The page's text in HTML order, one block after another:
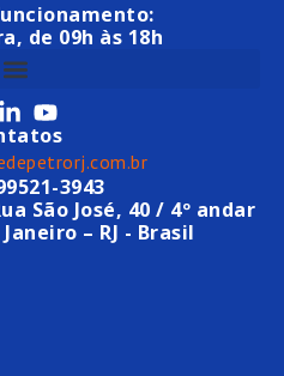
de 09h às 18h
3943
São José, 40 / 4º andar
– RJ - Brasil